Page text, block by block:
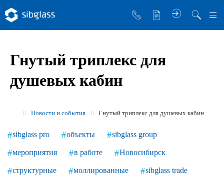
Управляющая компания
Sibglass Trade
Гнутый триплекс для
душевых кабин
Новости и события Гнутый триплекс для душевых кабин
sibglass pro объекты sibglass group
мероприятия в работе Новосибирск
структурные моллированные sibglass trade